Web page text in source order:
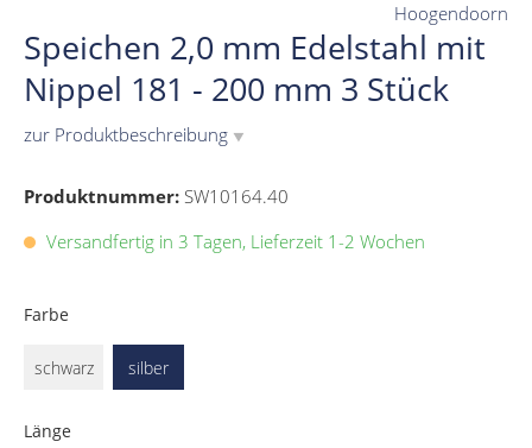
Speichen 2,0 mm Edelstahl mit
Nippel 181 - 200 mm 3 Stück
zur Produktbeschreibung ▼
Hoogendoorn
Produktnummer: SW10164.40
Versandfertig in 3 Tagen, Lieferzeit 1-2 Wochen
Farbe
schwarz silber
Länge